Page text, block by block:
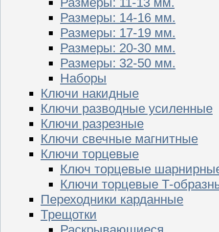
Размеры: 14-16 мм.
Размеры: 17-19 мм.
Размеры: 20-30 мм.
Размеры: 32-50 мм.
Наборы
Ключи накидные
Ключи разводные усиленные
Ключи разрезные
Ключи свечные магнитные
Ключи торцевые
Ключ торцевые
Ключи торцевые T-
Переходники карданные
Трещотки